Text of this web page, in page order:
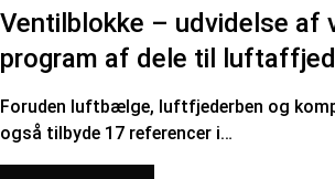
Ventilblokke – udvidelse af
program af dele til
Foruden luftbælge, luftfjederben og
også tilbyde 17 referencer i…